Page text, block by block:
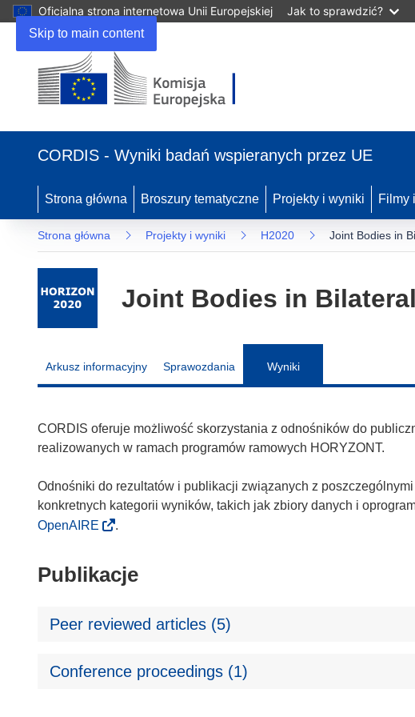
Skip to main content
Oficjalna strona internetowa Unii Europejskiej Jak to sprawdzić?
się
nowym
oknie)
CORDIS - Wyniki badań wspieranych przez UE
Strona główna Broszury tematyczne Projekty i wyniki Filmy
Strona główna Projekty i wyniki H2020 Joint Bodies in
Joint Bodies in
Arkusz informacyjny Sprawozdania Wyniki
CORDIS oferuje możliwość skorzystania z odnośników do
realizowanych w ramach programów ramowych HORYZONT.
Odnośniki do rezultatów i publikacji związanych z
konkretnych kategorii wyników, takich jak zbiory danych i
OpenAIRE
.
Publikacje
Peer reviewed articles (5)
Conference proceedings (1)